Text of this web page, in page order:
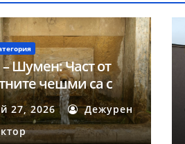
Шумен: Част от
чешми са с
за пиене вода
27, 2026
Дежурен